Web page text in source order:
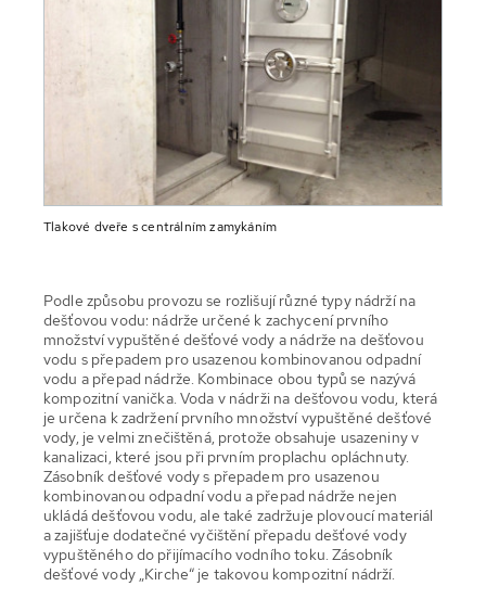
Tlakové dveře s centrálním zamykáním
Podle způsobu provozu se rozlišují různé typy nádrží na
dešťovou vodu: nádrže určené k zachycení prvního
množství vypuštěné dešťové vody a nádrže na dešťovou
vodu s přepadem pro usazenou kombinovanou odpadní
vodu a přepad nádrže. Kombinace obou typů se nazývá
kompozitní vanička. Voda v nádrži na dešťovou vodu, která
je určena k zadržení prvního množství vypuštěné dešťové
vody, je velmi znečištěná, protože obsahuje usazeniny v
kanalizaci, které jsou při prvním proplachu opláchnuty.
Zásobník dešťové vody s přepadem pro usazenou
kombinovanou odpadní vodu a přepad nádrže nejen
ukládá dešťovou vodu, ale také zadržuje plovoucí materiál
a zajišťuje dodatečné vyčištění přepadu dešťové vody
vypuštěného do přijímacího vodního toku. Zásobník
dešťové vody „Kirche“ je takovou kompozitní nádrží.